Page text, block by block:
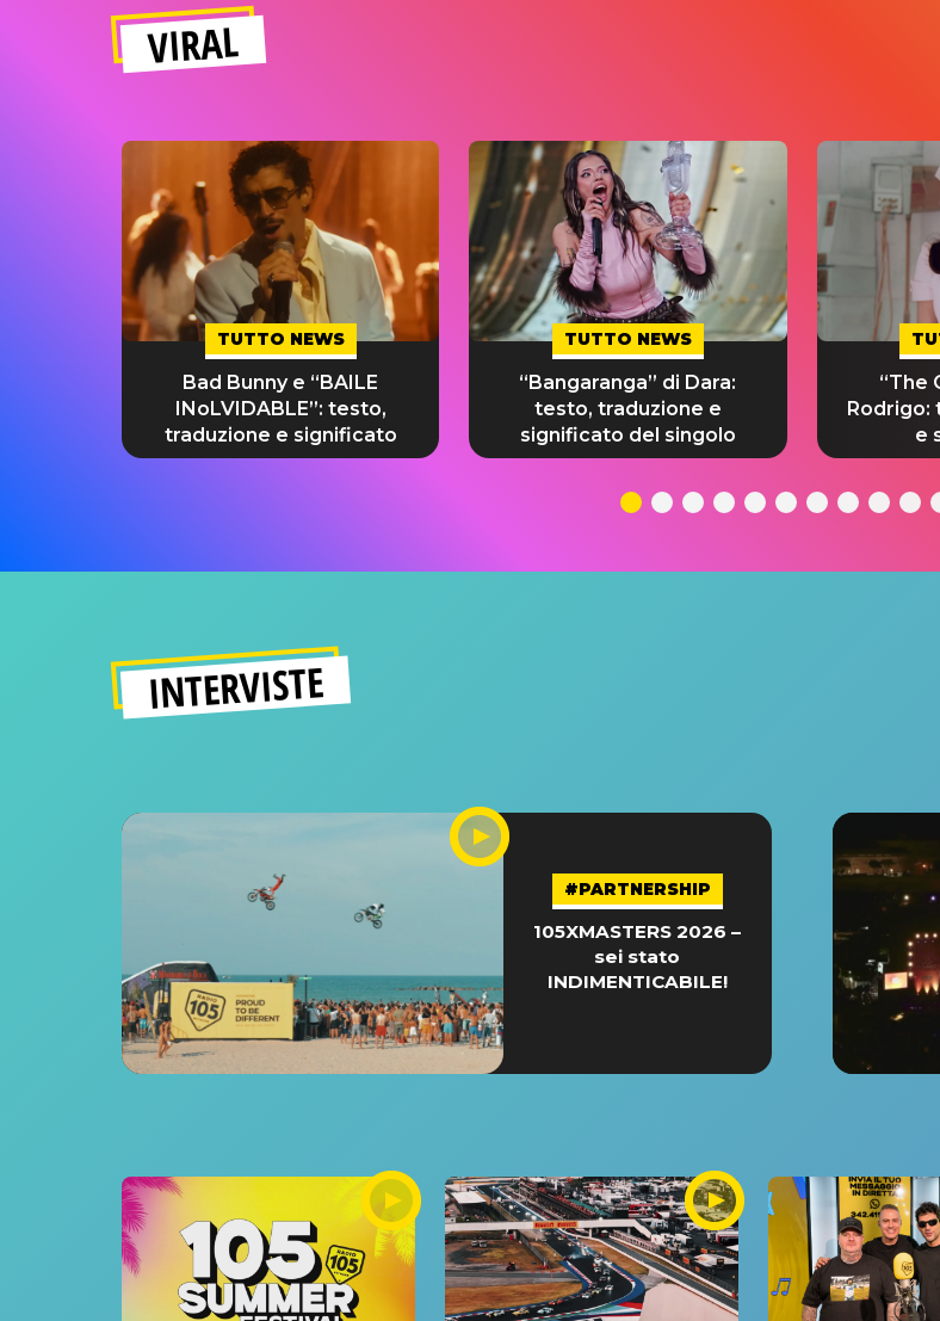
VIRAL
TUTTO NEWS
Bad Bunny e “BAILE
INoLVIDABLE”: testo,
traduzione e significato
TUTTO NEWS
“Bangaranga” di Dara:
testo, traduzione e
significato del singolo
“The
Rodrigo:
e
INTERVISTE
#PARTNERSHIP
105XMASTERS 2026 –
sei stato
INDIMENTICABILE!